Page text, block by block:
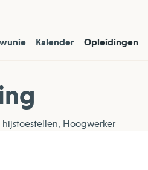
Kalender Opleidingen
Hoogwerker